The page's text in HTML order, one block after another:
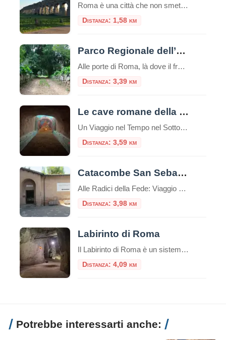
Roma è una città che non smette mai di sorprendere, dove il confine tra il tessuto urbano e la storia millenaria si dissolve spesso in paesaggi di una bellezza struggente. Uno dei luoghi che meglio incarna questo connubio è il Parco degli Acquedotti. Situato nel quadrante sud-est della Capitale, tra la via Appia e la […]
Distanza: 1,58 km
Parco Regionale dell’Appia Antica
Alle porte di Roma, là dove il fragore della metropoli si attenua fino a diventare un eco lontano, si estende un territorio che è molto più di un semplice spazio verde. È un santuario di memorie, un corridoio ecologico e un capolavoro paesaggistico unico al mondo: il Parco Regionale dell’Appia Antica. Esteso su oltre 4.500 […]
Distanza: 3,39 km
Le cave romane della Caffarella
Un Viaggio nel Tempo nel Sottosuolo di Roma Nel cuore pulsante di Roma, celato all’interno della splendida cornice naturale del Parco Regionale dell’Appia Antica, si nasconde un tesoro di storia e mistero: le Cave Romane della Caffarella. Questo affascinante complesso ipogeo offre un’esperienza di viaggio unica, portando i visitatori a esplorare un mondo sotterraneo che […]
Distanza: 3,59 km
Catacombe San Sebastiano
Alle Radici della Fede: Viaggio nelle Catacombe di San Sebastiano sull’Appia Antica Immerse nel verde suggestivo della Via Appia Antica, le Catacombe di San Sebastiano rappresentano una delle testimonianze più affascinanti e stratificate della Roma cristiana e pagana. Questo luogo non è solo un cimitero sotterraneo, ma uno scrigno di storia che custodisce la memoria […]
Distanza: 3,98 km
Labirinto di Roma
Il Labirinto di Roma è un sistema di gallerie sotterranee che si estende per circa 5 km, di cui 1,5 km sono accessibili al pubblico tramite visite guidate a piedi o in bicicletta. Queste gallerie furono originariamente scavate a partire dal I secolo d.C. per l’estrazione di materiali da costruzione, come la pozzolana, utilizzati nella […]
Distanza: 4,09 km
Potrebbe interessarti anche: